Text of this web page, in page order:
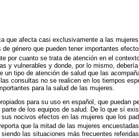
que afecta casi exclusivamente a las
de género que pueden tener importantes
por cuanto se trata de atención en el
y vulnerables y donde, por lo mismo,
un tipo de atención de salud que las
consultas no se realicen en los tiempos
para la salud de las mujeres.
para su uso en español, que puedan
de los equipos de salud. De lo que sí
nocivos efectos en las mujeres que los
que la mitad de las mujeres
las situaciones más frecuentes